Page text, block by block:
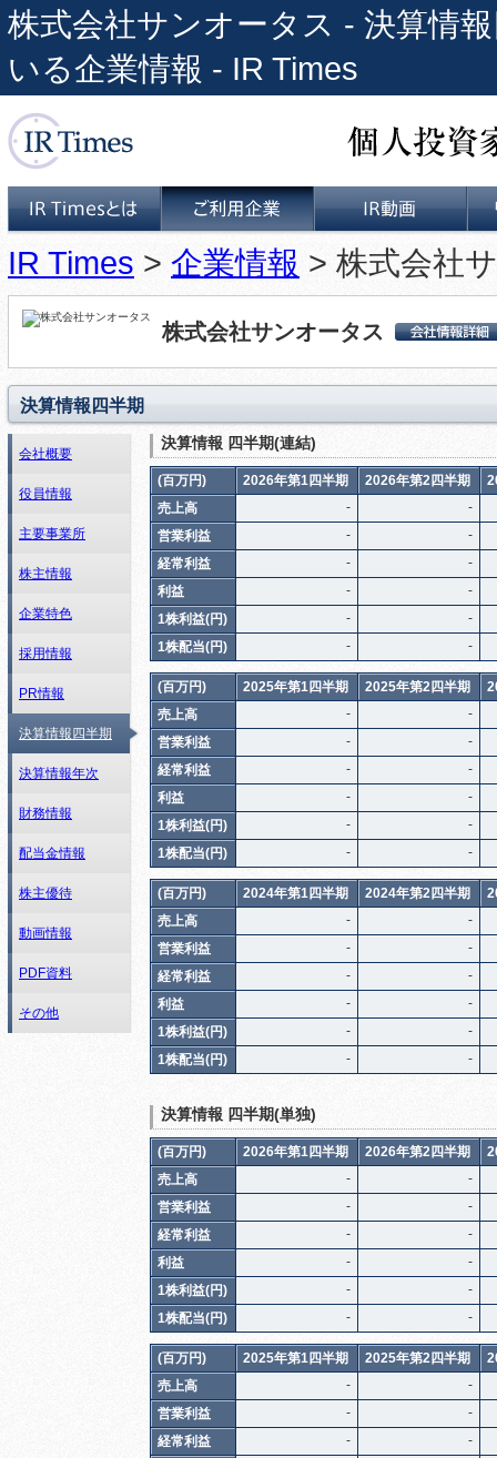
株式会社サンオータス - 決算情
いる企業情報 - IR Times
IR Timesとは ご利用企業 IR動画
IR Times > 企業情報 > 株式会社
株式会社サンオータス
ス 会社詳細情報
決算情報四半期
会社概要
役員情報
主要事業所
株主情報
企業特色
採用情報
PR情報
決算情報四半期
決算情報年次
財務情報
配当金情報
株主優待
動画情報
PDF資料
その他
決算情報 四半期(連結)
(百万円) 2026年第1四半期 2026年第2四半期
売上高
-
-
営業利益
-
-
経常利益
-
-
利益
-
-
1株利益(円)
-
-
1株配当(円)
- -
(百万円) 2025年第1四半期 2025年第2四半期
売上高
-
-
営業利益
-
-
経常利益
-
-
利益
-
-
1株利益(円)
-
-
1株配当(円)
- -
(百万円) 2024年第1四半期 2024年第2四半期
売上高
-
-
営業利益
-
-
経常利益
-
-
利益
-
-
1株利益(円)
-
-
1株配当(円)
- -
決算情報 四半期(単独)
(百万円) 2026年第1四半期 2026年第2四半期
売上高
-
-
営業利益
-
-
経常利益
-
-
利益
-
-
1株利益(円)
-
-
1株配当(円)
- -
(百万円) 2025年第1四半期 2025年第2四半期
売上高
-
-
営業利益
-
-
経常利益
-
-